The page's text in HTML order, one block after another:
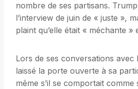
nombre de ses partisans.
l’interview de juin de « juste »,
plaint qu’elle était « méchante »
Lors de ses conversations avec
laissé la porte ouverte à sa
même s’il se comportait comme